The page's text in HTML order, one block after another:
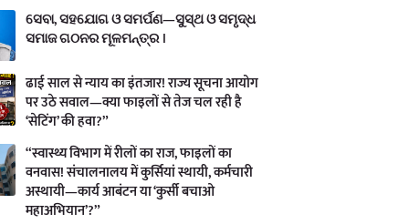
ସେବା, ସହଯୋଗ ଓ ସମର୍ପଣ—ସୁସ୍ଥ ଓ ସମୃଦ୍ଧ
ସମାଜ ଗଠନର ମୂଳମନ୍ତ୍ର ।
ढाई साल से न्याय का इंतजार! राज्य सूचना आयोग
पर उठे सवाल—क्या फाइलों से तेज चल रही है
‘सेटिंग’ की हवा?”
“स्वास्थ्य विभाग में रीलों का राज, फाइलों का
वनवास! संचालनालय में कुर्सियां स्थायी, कर्मचारी
अस्थायी—कार्य आबंटन या ‘कुर्सी बचाओ
महाअभियान’?”